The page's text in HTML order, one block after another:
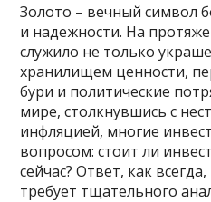
Золото – вечный символ
и надежности. На
служило не только
хранилищем ценности,
бури и политические
мире, столкнувшись с
инфляцией, многие
вопросом: стоит ли
сейчас? Ответ, как
требует тщательного